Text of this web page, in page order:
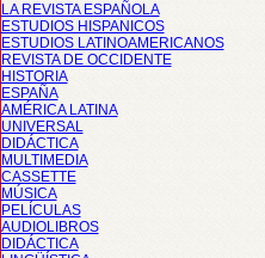
LA REVISTA ESPAÑOLA
ESTUDIOS HISPANICOS
ESTUDIOS LATINOAMERICANOS
REVISTA DE OCCIDENTE
HISTORIA
ESPAÑA
AMÉRICA LATINA
UNIVERSAL
DIDÁCTICA
MULTIMEDIA
CASSETTE
MÚSICA
PELÍCULAS
AUDIOLIBROS
DIDÁCTICA